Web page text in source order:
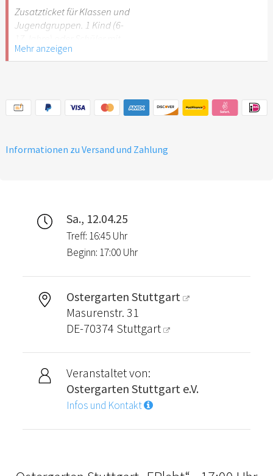
Stuttgart nicht
empfehlenswert.
Zusatzticket für Klassen und
Jugendgruppen. 1 Kind (6-
Schülerausweis.
Stuttgart nicht
empfehlenswert.
Mehr anzeigen
Informationen zu Versand und Zahlung
Sa., 12.04.25
Treff: 16:45 Uhr
Beginn: 17:00 Uhr
Ostergarten Stuttgart
Masurenstr. 31
DE-70374 Stuttgart
Veranstaltet von:
Ostergarten Stuttgart e.V.
Infos und Kontakt